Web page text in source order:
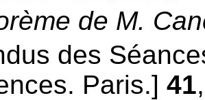
de M.
des
Paris.]41